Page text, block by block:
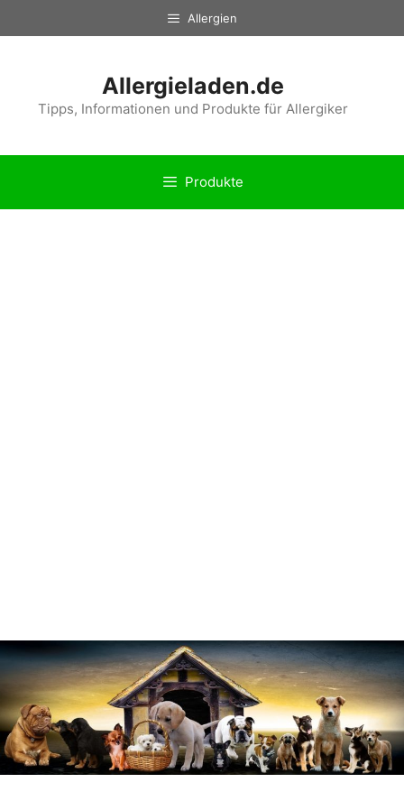
Inhalt
Allergien
Allergieladen.de
Tipps, Informationen und Produkte für Allergiker
Produkte